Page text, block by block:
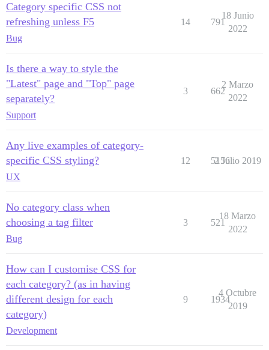
Category specific CSS not
refreshing unless F5
Bug
14 791
18 Junio
2022
Is there a way to style the
"Latest" page and "Top" page
separately?
Support
3 662
2 Marzo
2022
Any live examples of category-
specific CSS styling?
UX
12 5156
2 Julio 2019
No category class when
choosing a tag filter
Bug
3 521
18 Marzo
2022
How can I customise CSS for
each category? (as in having
different design for each
category)
Development
9 1934
4 Octubre
2019